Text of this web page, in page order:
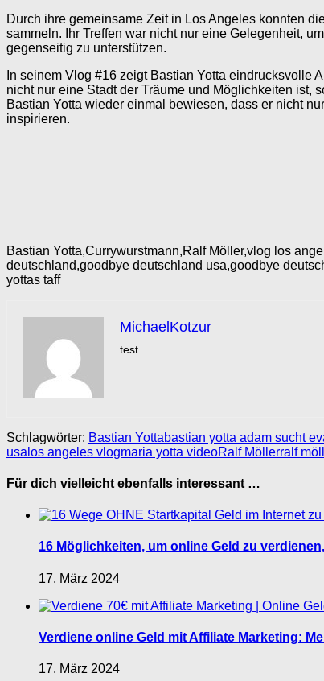
Durch ihre gemeinsame Zeit in Los Angeles konnten
sammeln. Ihr Treffen war nicht nur eine Gelegenheit,
gegenseitig zu unterstützen.
In seinem Vlog #16 zeigt Bastian Yotta eindrucksvolle
nicht nur eine Stadt der Träume und Möglichkeiten ist,
Bastian Yotta wieder einmal bewiesen, dass er nicht
inspirieren.
Bastian Yotta,Currywurstmann,Ralf Möller,vlog los
deutschland,goodbye deutschland usa,goodbye
yottas taff
MichaelKotzur
test
Schlagwörter: Bastian Yottabastian yotta adam sucht
usa los angeles vlogmaria yotta videoRalf Möllerralf
Für dich vielleicht ebenfalls interessant …
16 Möglichkeiten, um online Geld zu
17. März 2024
Verdiene online Geld mit Affiliate Marketing:
17. März 2024